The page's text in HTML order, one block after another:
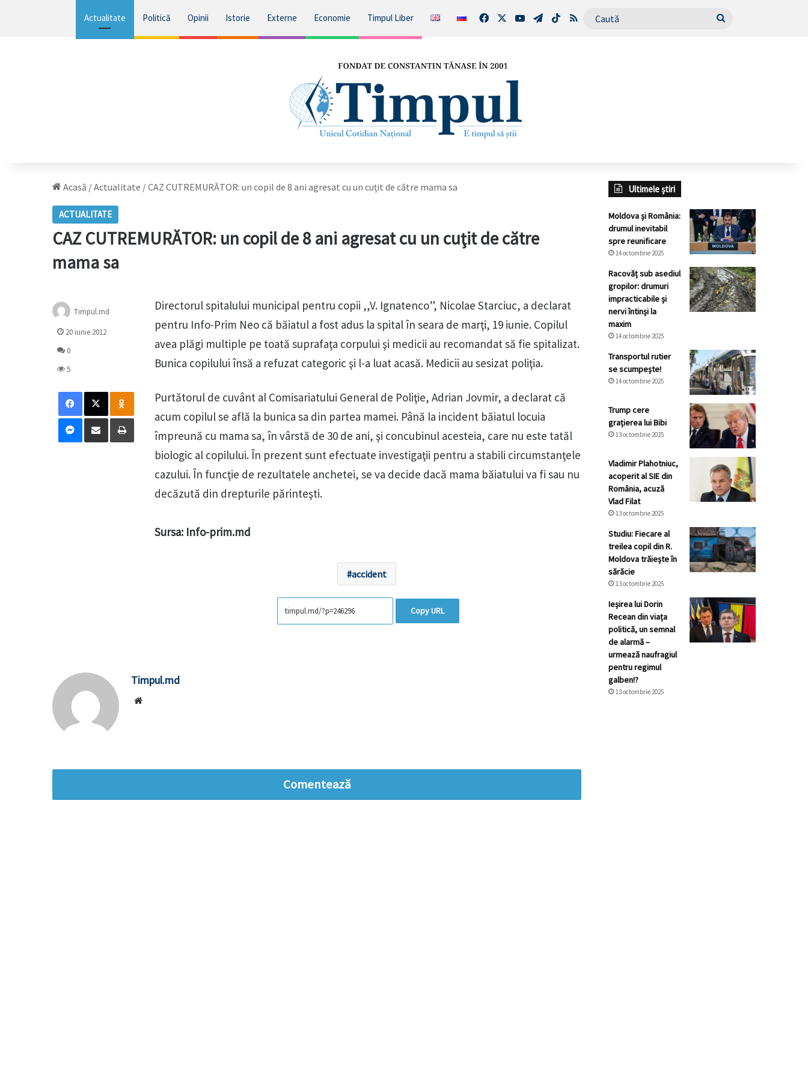
Actualitate Politică Opinii Istorie Externe Economie Timpul Liber FacebookYouTubeTelegram
TikTokRSS Caută
Acasă /Actualitate /CAZ CUTREMURĂTOR: un copil de 8 ani agresat cu un cuţit de către mama sa
ACTUALITATE
CAZ CUTREMURĂTOR: un copil de 8 ani agresat cu un cuţit de către
mama sa
Directorul spitalului municipal pentru copii ,,V. Ignatenco”, Nicolae Starciuc, a declarat
pentru Info-Prim Neo că băiatul a fost adus la spital în seara de marţi, 19 iunie. Copilul
avea plăgi multiple pe toată suprafaţa corpului şi medicii au recomandat să fie spitalizat.
Bunica copilului însă a refuzat categoric şi l-a luat acasă. Medicii au sesizat poliţia.
Purtătorul de cuvânt al Comisariatului General de Poliţie, Adrian Jovmir, a declarat că
acum copilul se află la bunica sa din partea mamei. Până la incident băiatul locuia
împreună cu mama sa, în vârstă de 30 de ani, şi concubinul acesteia, care nu este tatăl
biologic al copilului. În prezent sunt efectuate investigaţii pentru a stabili circumstanţele
cazului. În funcţie de rezultatele anchetei, se va decide dacă mama băiatului va fi sau nu
decăzută din drepturile părinteşti.
Sursa: Info-prim.md
accident
Copy URL
Timpul.md
20 iunie 2012
0
5
Facebook
X Odnoklassniki
Messenger
Distribuie prin mail Tipărește
Timpul.md
Comentează
Ultimele știri
Moldova și România:
drumul inevitabil
spre reunificare
14 octombrie 2025
Racovăț sub asediul
gropilor: drumuri
impracticabile și
nervi întinși la
maxim
14 octombrie 2025
Transportul rutier
se scumpește!
14 octombrie 2025
Trump cere
grațierea lui Bibi
13 octombrie 2025
Vladimir Plahotniuc,
acoperit al SIE din
România, acuză
Vlad Filat
13 octombrie 2025
Studiu: Fiecare al
treilea copil din R.
Moldova trăiește în
sărăcie
13 octombrie 2025
Ieșirea lui Dorin
Recean din viața
politică, un semnal
de alarmă –
urmează naufragiul
pentru regimul
galben!?
13 octombrie 2025